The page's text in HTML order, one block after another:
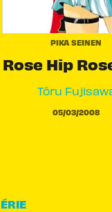
PIKA SEINEN
Rose Hip
Tôru
05/03/2008